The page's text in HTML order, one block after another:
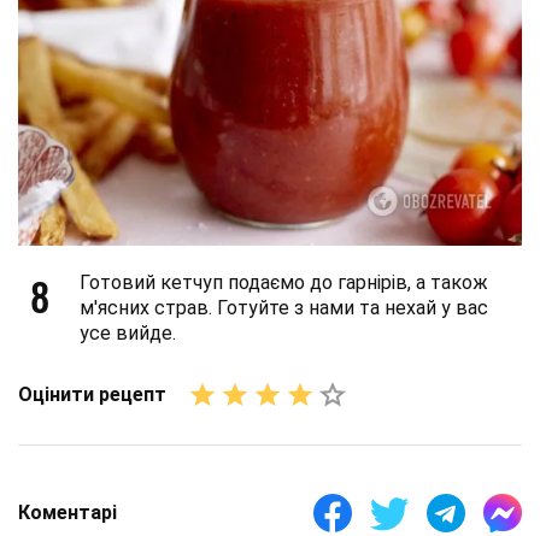
8
Готовий кетчуп подаємо до гарнірів, а також
м'ясних страв. Готуйте з нами та нехай у вас
усе вийде.
Оцінити рецепт
Коментарі